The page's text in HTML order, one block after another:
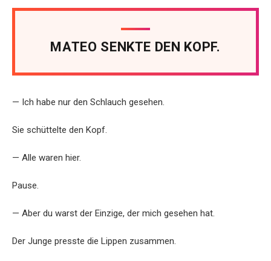
MATEO SENKTE DEN KOPF.
— Ich habe nur den Schlauch gesehen.
Sie schüttelte den Kopf.
— Alle waren hier.
Pause.
— Aber du warst der Einzige, der mich gesehen hat.
Der Junge presste die Lippen zusammen.